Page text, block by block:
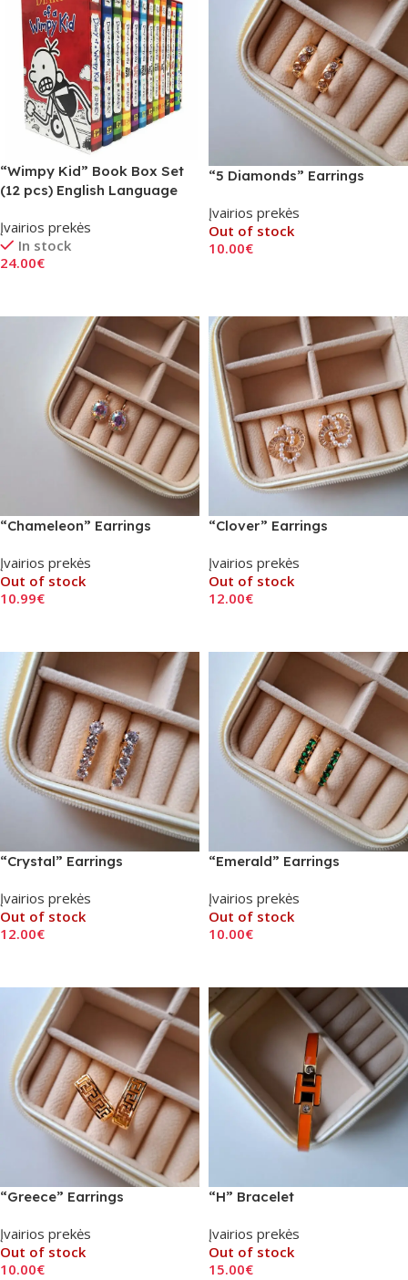
“Wimpy Kid” Book Box Set
(12 pcs) English Language
Įvairios prekės
In stock
24.00€
“5 Diamonds” Earrings
Įvairios prekės
Out of stock
10.00€
“Chameleon” Earrings
Įvairios prekės
Out of stock
10.99€
“Clover” Earrings
Įvairios prekės
Out of stock
12.00€
“Crystal” Earrings
Įvairios prekės
Out of stock
12.00€
“Emerald” Earrings
Įvairios prekės
Out of stock
10.00€
“Greece” Earrings
Įvairios prekės
Out of stock
10.00€
“H” Bracelet
Įvairios prekės
Out of stock
15.00€